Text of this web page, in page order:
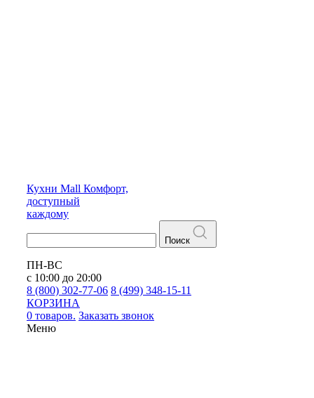
Кухни Mall Комфорт,
доступный
каждому
Поиск
ПН-ВС
с 10:00 до 20:00
8 (800) 302-77-06 8 (499) 348-15-11
КОРЗИНА
0 товаров. Заказать звонок
Меню